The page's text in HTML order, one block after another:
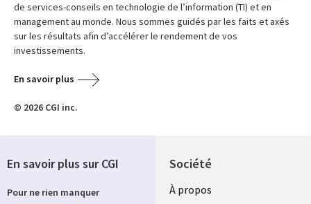
de services-conseils en technologie de l’information (TI) et en
management au monde. Nous sommes guidés par les faits et axés
sur les résultats afin d’accélérer le rendement de vos
investissements.
En savoir plus
© 2026 CGI inc.
Société
À propos
En savoir plus sur CGI
Pour ne rien manquer